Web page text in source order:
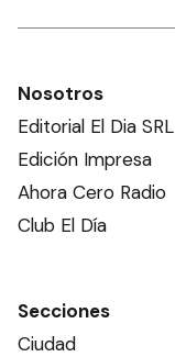
Nosotros
Editorial El Dia SRL
Edición Impresa
Ahora Cero Radio
Club El Día
Secciones
Ciudad